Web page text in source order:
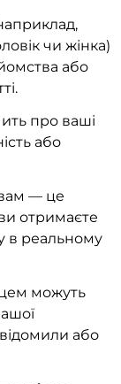
чи жінка)
або
про ваші
або
— це
отримаєте
в реальному
можуть
або